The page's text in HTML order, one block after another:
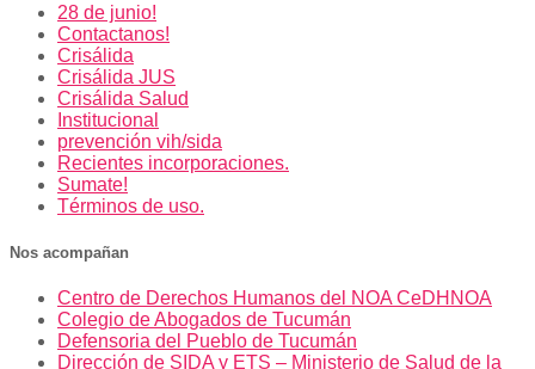
28 de junio!
Contactanos!
Crisálida
Crisálida JUS
Crisálida Salud
Institucional
prevención vih/sida
Recientes incorporaciones.
Sumate!
Términos de uso.
Nos acompañan
Centro de Derechos Humanos del NOA CeDHNOA
Colegio de Abogados de Tucumán
Defensoria del Pueblo de Tucumán
Dirección de SIDA y ETS – Ministerio de Salud de la